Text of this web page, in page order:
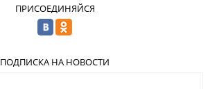
ПРИСОЕДИНЯЙСЯ
ПОДПИСКА НА НОВОСТИ